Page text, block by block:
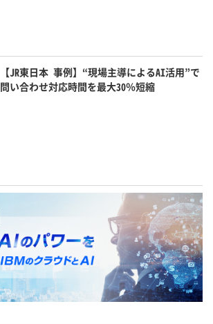
【JR東日本 事例】“現場主導によるAI活用”で
問い合わせ対応時間を最大30％短縮